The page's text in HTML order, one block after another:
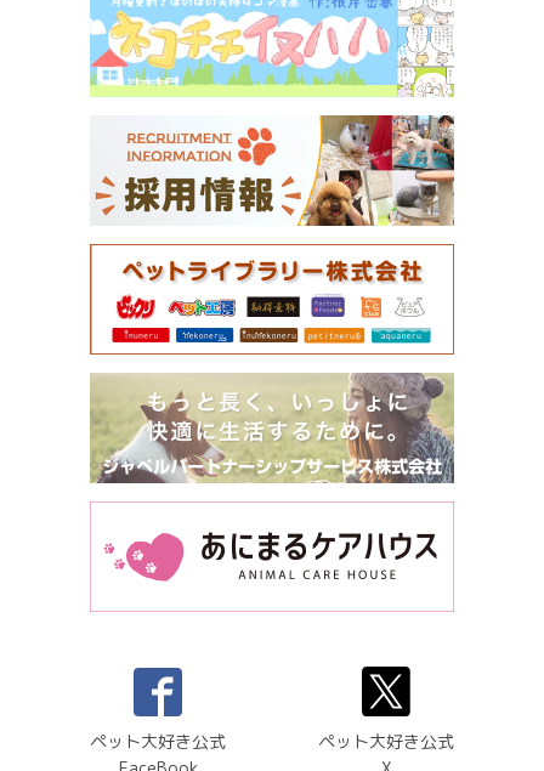
ペット大好き公式
ペット大好き公式